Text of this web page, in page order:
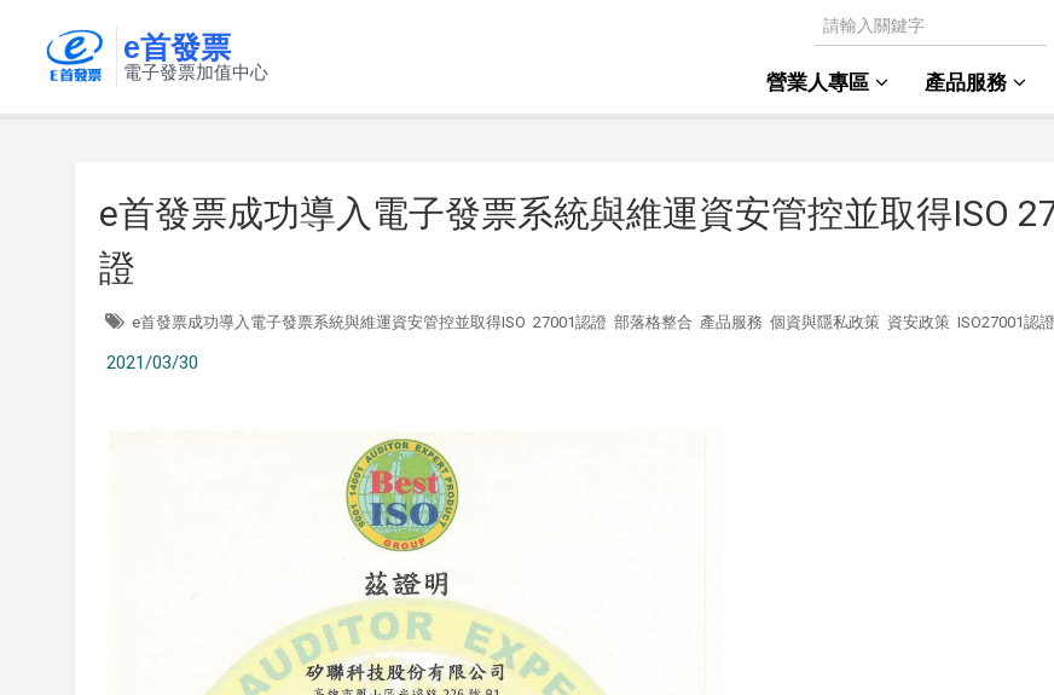
e首發票
電子發票加值中心 營業人專區 產品服務
e首發票成功導入電子發票系統與維運資安管控並取得ISO
證
e首發票成功導入電子發票系統與維運資安管控並取得ISO 27001認證 部落格整合 產品服務 個資與隱私政策 資安政策 ISO27001認證
2021/03/30